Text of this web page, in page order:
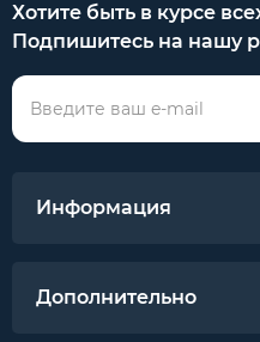
Хотите быть в курсе
Подпишитесь на нашу
Информация
Дополнительно